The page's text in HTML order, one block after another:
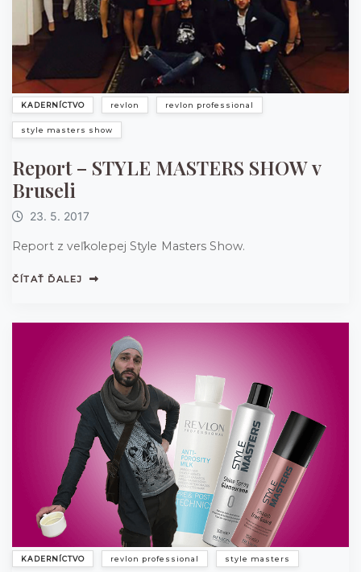
KADERNÍCTVO revlon revlon professional
style masters show
Report – STYLE MASTERS SHOW v
Bruseli
23. 5. 2017
Report z veľkolepej Style Masters Show.
ČÍTAŤ ĎALEJ
KADERNÍCTVO revlon professional style masters